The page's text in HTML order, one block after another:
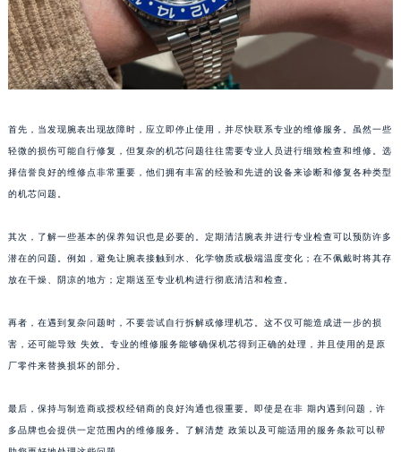
首先，当发现腕表出现故障时，应立即停止使用，并尽快联系专业的维修服务。虽然一些
轻微的损伤可能自行修复，但复杂的机芯问题往往需要专业人员进行细致检查和维修。选
择信誉良好的维修点非常重要，他们拥有丰富的经验和先进的设备来诊断和修复各种类型
的机芯问题。
其次，了解一些基本的保养知识也是必要的。定期清洁腕表并进行专业检查可以预防许多
潜在的问题。例如，避免让腕表接触到水、化学物质或极端温度变化；在不佩戴时将其存
放在干燥、阴凉的地方；定期送至专业机构进行彻底清洁和检查。
再者，在遇到复杂问题时，不要尝试自行拆解或修理机芯。这不仅可能造成进一步的损
害，还可能导致 失效。专业的维修服务能够确保机芯得到正确的处理，并且使用的是原
厂零件来替换损坏的部分。
最后，保持与制造商或授权经销商的良好沟通也很重要。即使是在非 期内遇到问题，许
多品牌也会提供一定范围内的维修服务。了解清楚 政策以及可能适用的服务条款可以帮